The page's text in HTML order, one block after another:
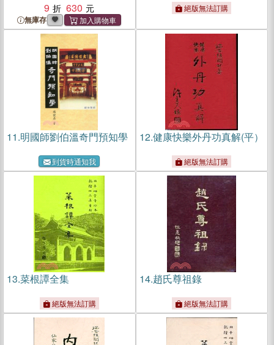
9
630
無庫存
絕版無法訂購
11.明國師劉伯溫奇門預知學
到貨時通知我
12.健康快樂外丹功真解(平）
絕版無法訂購
13.菜根譚全集
絕版無法訂購
14.趙氏尊祖錄
絕版無法訂購